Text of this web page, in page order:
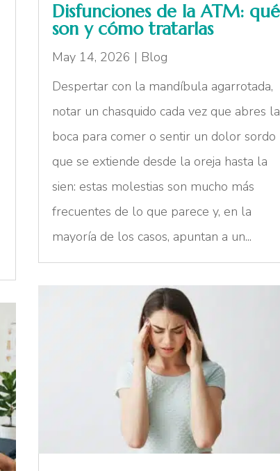
Disfunciones de la ATM: qué
son y cómo tratarlas
May 14, 2026 | Blog
Despertar con la mandíbula agarrotada,
notar un chasquido cada vez que abres la
boca para comer o sentir un dolor sordo
que se extiende desde la oreja hasta la
sien: estas molestias son mucho más
frecuentes de lo que parece y, en la
mayoría de los casos, apuntan a un...